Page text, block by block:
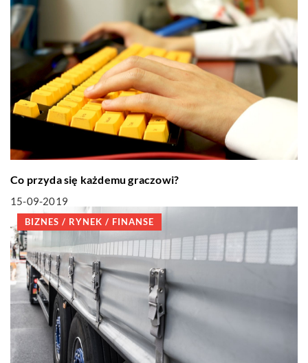
Co przyda się każdemu graczowi?
15-09-2019
BIZNES / RYNEK / FINANSE